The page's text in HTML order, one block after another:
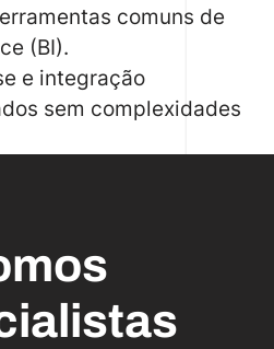
comuns de
(BI).
e integração
sem complexidades